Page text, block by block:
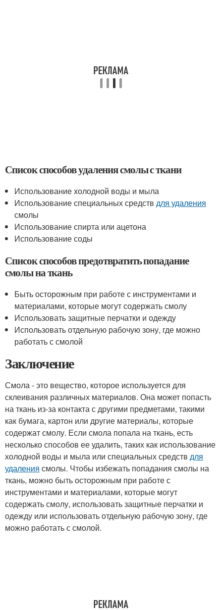
Список способов удаления смолы с ткани
Использование холодной воды и мыла
Использование специальных средствдля удаления
смолы
Использование спирта или ацетона
Использование соды
Список способов предотвратить попадание
смолы на ткань
Быть осторожным при работе с инструментами и
материалами, которые могут содержать смолу
Использовать защитные перчатки и одежду
Использовать отдельную рабочую зону, где можно
работать с смолой
Заключение
Смола - это вещество, которое используется для
склеивания различных материалов. Она может попасть
на ткань из-за контакта с другими предметами, такими
как бумага, картон или другие материалы, которые
содержат смолу. Если смола попала на ткань, есть
несколько способов ее удалить, таких как использование
холодной воды и мыла или специальных средств для
удаления смолы. Чтобы избежать попадания смолы на
ткань, можно быть осторожным при работе с
инструментами и материалами, которые могут
содержать смолу, использовать защитные перчатки и
одежду или использовать отдельную рабочую зону, где
можно работать с смолой.